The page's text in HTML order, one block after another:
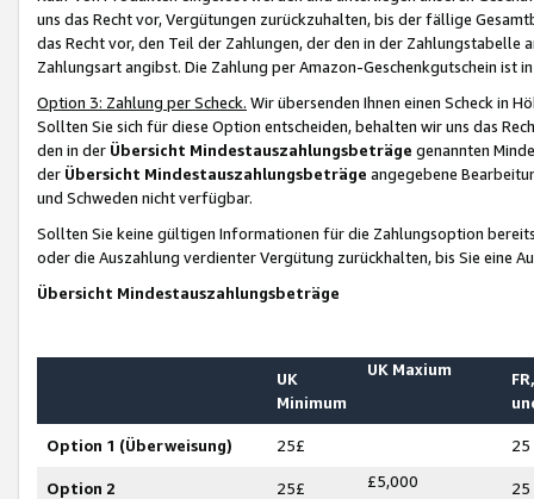
uns das Recht vor, Vergütungen zurückzuhalten, bis der fällige
das Recht vor, den Teil der Zahlungen, der den in der
Zahlungsart angibst. Die Zahlung per Amazon-Geschenkgutschein ist
Option 3: Zahlung per Scheck. Wir übersenden Ihnen einen Scheck in
Sollten Sie sich für diese Option entscheiden, behalten wir uns das
den in der Übersicht Mindestauszahlungsbeträge genannten
der Übersicht Mindestauszahlungsbeträge angegebene
und Schweden nicht verfügbar.
Sollten Sie keine gültigen Informationen für die Zahlungsoption
oder die Auszahlung verdienter Vergütung zurückhalten, bis Sie
Übersicht Mindestauszahlungsbeträge
UK
Minimum
UK Maxium
Option 1 (Überweisung) 25£ 25
Option 2
25£ £5,000 25